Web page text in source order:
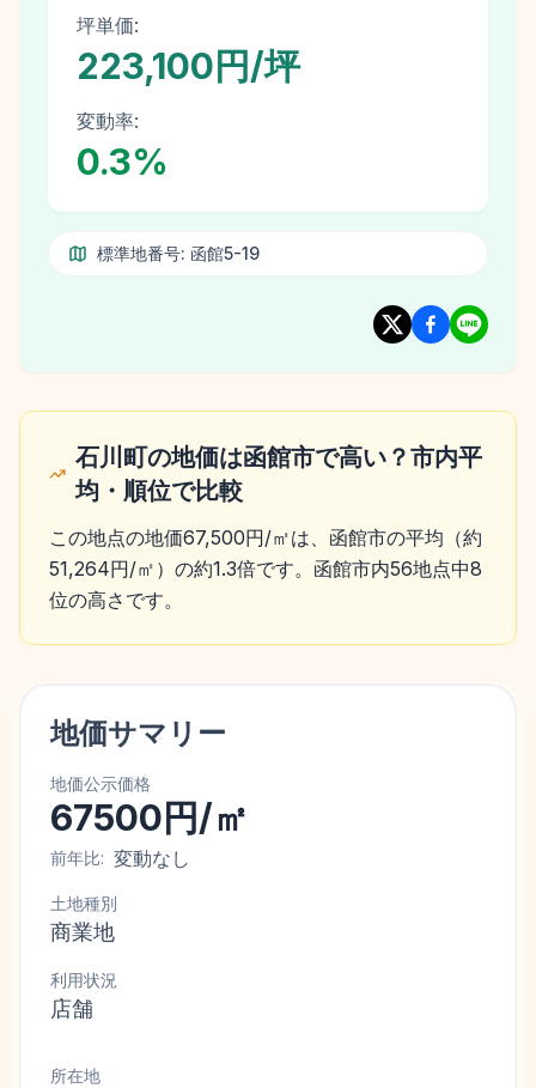
坪単価:
223,100円/坪
変動率:
0.3%
標準地番号: 函館5-19
石川町の地価は函館市で高い？市内平
均・順位で比較
この地点の地価67,500円/㎡は、函館市の平均（約
51,264円/㎡）の約1.3倍です。函館市内56地点中8
位の高さです。
地価サマリー
地価公示価格
67500円/㎡
前年比: 変動なし
土地種別
商業地
利用状況
店舗
所在地